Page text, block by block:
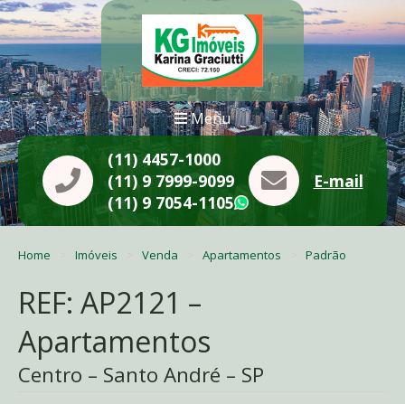
Menu
(11) 4457-1000
(11) 9 7999-9099
(11) 9 7054-1105
WhatsApp
E-mail
Home Imóveis Venda Apartamentos Padrão
REF: AP2121 –
Apartamentos
Centro – Santo André – SP